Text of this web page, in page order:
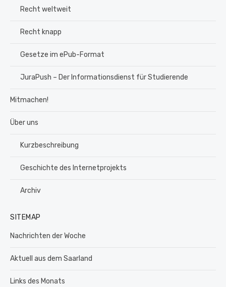
Recht weltweit
Recht knapp
Gesetze im ePub-Format
JuraPush – Der Informationsdienst für Studierende
Mitmachen!
Über uns
Kurzbeschreibung
Geschichte des Internetprojekts
Archiv
SITEMAP
Nachrichten der Woche
Aktuell aus dem Saarland
Links des Monats